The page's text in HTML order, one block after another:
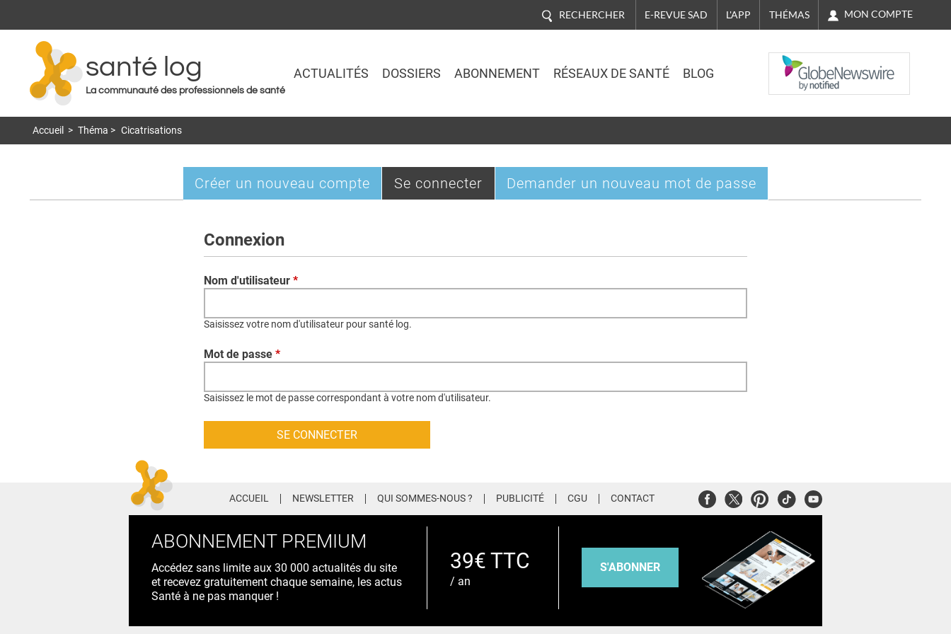
RECHERCHER E-REVUE SAD L'APP THÉMAS MON COMPTE
santé log
La communauté des professionnels de santé
ACTUALITÉS DOSSIERS ABONNEMENT RÉSEAUX DE SANTÉ BLOG
NASDAQ
Accueil > Théma > Cicatrisations
Onglets
Créer un nouveau compte Se connecter (onglet
actif)
Demander un nouveau mot de passe
Connexion
Nom d'utilisateur *
Saisissez votre nom d'utilisateur pour santé log.
Mot de passe *
Saisissez le mot de passe correspondant à votre nom d'utilisateur.
ACCUEIL NEWSLETTER QUI SOMMES-NOUS ? PUBLICITÉ CGU CONTACT FacebookTwitterPinterest
TiktokYoutube
ABONNEMENT PREMIUM
Accédez sans limite aux 30 000 actualités du site
et recevez gratuitement chaque semaine, les actus
Santé à ne pas manquer !
39€ TTC
/ an
S'ABONNER